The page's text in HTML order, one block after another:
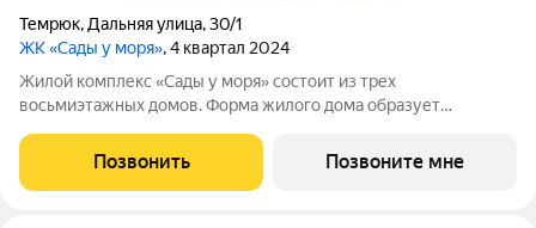
Темрюк, Дальняя улица,30/1
ЖК «Сады у моря», 4 квартал 2024
Жилой комплекс «Сады у моря» состоит из трех
восьмиэтажных домов. Форма жилого дома образует
стиле. В отделке фасада использованы высококачественные
облицовочные материалы. Внутри расположен двор со
Позвонить Позвоните мне